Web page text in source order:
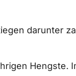
darunter
Hengste.